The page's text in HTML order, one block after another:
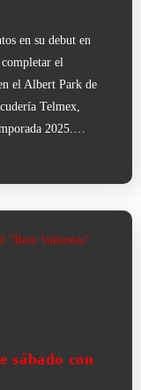
en su debut en
el
el Albert Park de
Telmex,
2025.…
sábado con